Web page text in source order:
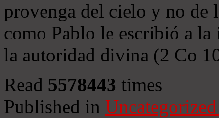
provenga del cielo y no de
como Pablo le escribió a
la autoridad divina (2 Co
Read 5578443 times
Published in